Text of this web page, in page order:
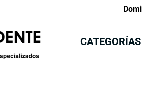
CATEGORÍAS